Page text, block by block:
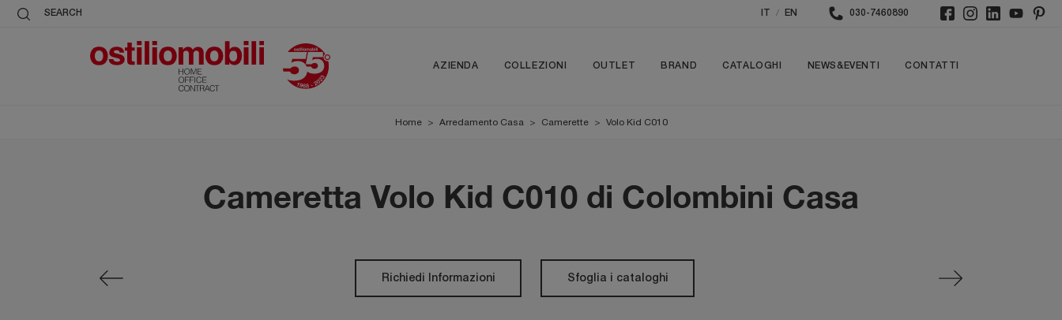
SEARCH / EN 030-7460890
AZIENDA COLLEZIONI OUTLET BRAND CATALOGHI NEWS&EVENTI CONTATTI
Home > Arredamento Casa > Camerette > Volo Kid C010
Cameretta Volo Kid C010 di Colombini Casa
Richiedi Informazioni Sfoglia i cataloghi